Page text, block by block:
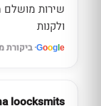
שירות מושלם
ולקנות
Google
·
loocksmits